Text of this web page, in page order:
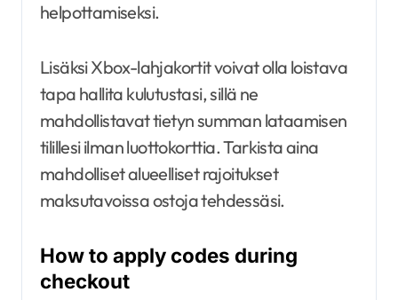
helpottamiseksi.
Lisäksi Xbox-lahjakortit voivat olla loistava
tapa hallita kulutustasi, sillä ne
mahdollistavat tietyn summan lataamisen
tilillesi ilman luottokorttia. Tarkista aina
mahdolliset alueelliset rajoitukset
maksutavoissa ostoja tehdessäsi.
How to apply codes during
checkout